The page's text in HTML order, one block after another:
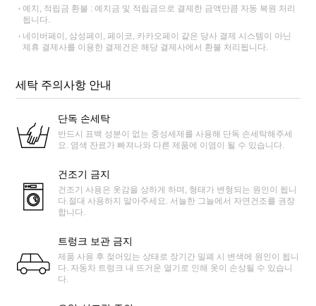
예치, 적립금 환불 : 예치금 및 적립금으로 결제한 금액만큼 자동 복원 처리
됩니다.
네이버페이, 삼성페이, 페이코, 카카오페이 같은 당사 결제 시스템이 아닌
제휴 결제사를 이용한 결제건은 해당 결제사에서 환불 처리됩니다.
세탁 주의사항 안내
단독 손세탁
반드시 표백 성분이 없는 중성세제를 사용해 단독 손세탁해주세
요. 염색 잔료가 빠져나와 다른 제품에 이염이 될 수 있습니다.
건조기 금지
건조기 사용은 옷감을 상하게 하며, 형태가 변형되는 원인이 됩니
다.절대 사용하지 말아주세요. 서늘한 그늘에서 자연건조를 권장
합니다.
트렁크 보관 금지
제품 사용 후 젖어있는 상태로 장기간 밀폐 시 변색에 원인이 됩니
다. 자동차 트렁크 내 뜨거운 열기로 인해 옷이 손상될 수 있습니
다.